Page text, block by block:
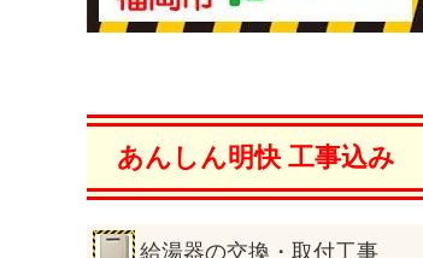
あんしん明快 工事込み
給湯器の交換・取付工事